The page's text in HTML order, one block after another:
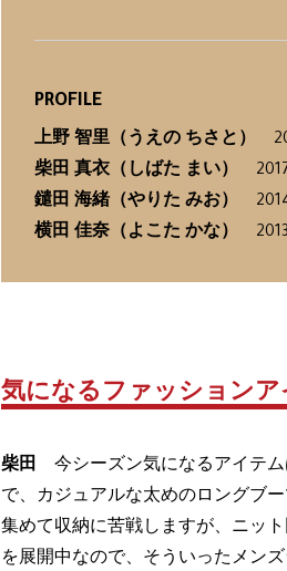
PROFILE
上野 智里（うえの ちさと）
柴田 真衣（しばた まい）
鑓田 海緒（やりた みお）
横田 佳奈（よこた かな）
気になるファッションア
柴田
今シーズン気になるアイテム
で、カジュアルな太めのロングブ
集めて収納に苦戦しますが、ニット
を展開中なので、そういったメン